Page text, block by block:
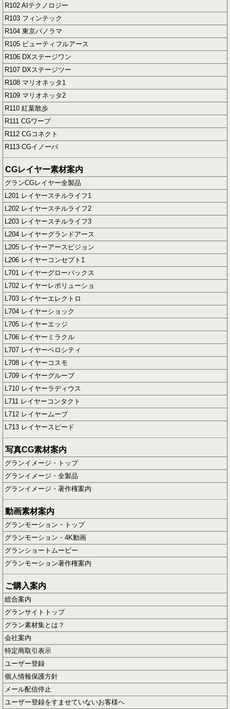
R102 AIテクノロジー
R103 フィンテック
R104 東京パノラマ
R105 ビューティフルアース
R106 DXステージワン
R107 DXステージツー
R108 マリオネッタ1
R109 マリオネッタ2
R110 紅葉散歩
R111 CGワープ
R112 CGコネクト
R113 CGイノーバ
CGレイヤー素材案内
グランCGレイヤー全製品
L201 レイヤースチルライフ1
L202 レイヤースチルライフ2
L203 レイヤースチルライフ3
L204 レイヤーグランドアース
L205 レイヤーアースビジョン
L206 レイヤーコンセプト1
L701 レイヤーグローバックス
L702 レイヤーレボリューショ
L703 レイヤーエレクトロ
L704 レイヤーショック
L705 レイヤーエッジ
L706 レイヤーミラクル
L707 レイヤーベロシティ
L708 レイヤーコスモ
L709 レイヤーグルーブ
L710 レイヤーラディウス
L711 レイヤーコンタクト
L712 レイヤームーブ
L713 レイヤースピード
写真CG素材案内
グランイメージ・トップ
グランイメージ・全製品
グランイメージ・著作権案内
動画素材案内
グランモーション・トップ
グランモーション・4K動画
グランショートムービー
グランモーション著作権案内
ご購入案内
総合案内
グランサイトトップ
グラン素材集とは？
会社案内
特定商取引表示
ユーザー登録
個人情報保護方針
メール配信停止
ユーザー登録をすませていないお客様へ